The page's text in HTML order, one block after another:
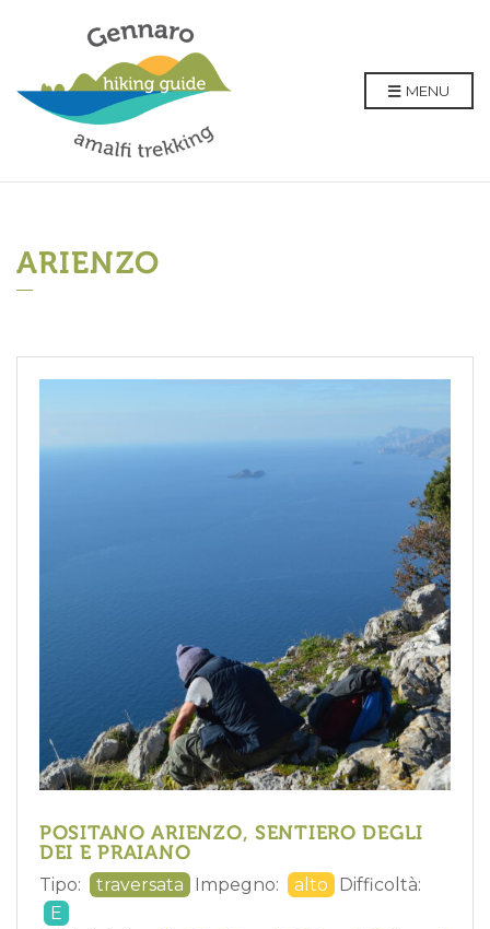
MENU
ARIENZO
POSITANO ARIENZO, SENTIERO DEGLI
DEI E PRAIANO
Tipo: traversata Impegno: alto
Difficoltà:
E